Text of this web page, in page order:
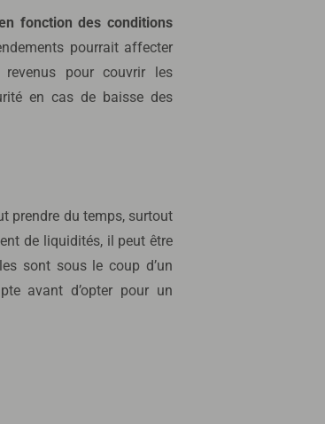
fonction des conditions
pourrait affecter
pour couvrir les
en cas de baisse des
prendre du temps, surtout
de liquidités, il peut être
sont sous le coup d’un
avant d’opter pour un